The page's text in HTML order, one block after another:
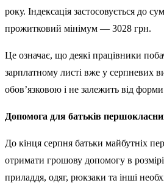
року. Індексація застосовується до
прожитковий мінімум — 3028 грн.
Це означає, що деякі працівники
зарплатному листі вже у серпневих
обов’язковою і не залежить від
Допомога для батьків
До кінця серпня батьки майбутніх
отримати грошову допомогу в
приладдя, одяг, рюкзаки та інші